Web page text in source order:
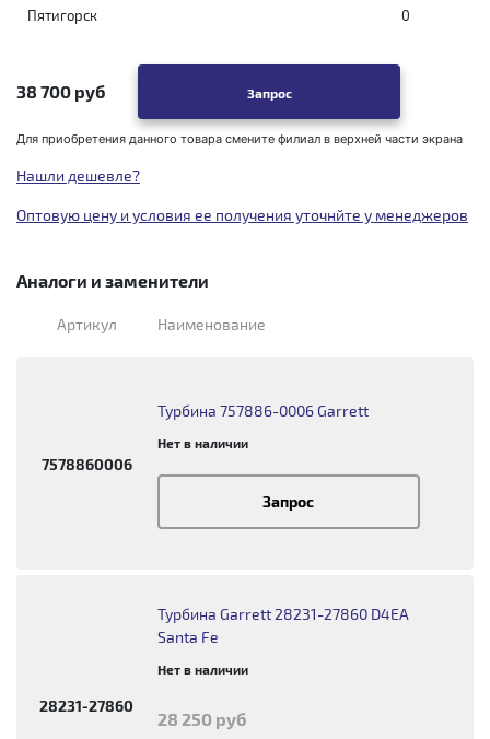
Пятигорск
0
38 700 руб Запрос
Для приобретения данного товара смените филиал в верхней части экрана
Нашли дешевле?
Оптовую цену и условия ее получения уточнйте у менеджеров
Аналоги и заменители
Артикул Наименование
7578860006
Турбина 757886-0006 Garrett
Нет в наличии
Запрос
28231-27860
Турбина Garrett 28231-27860 D4EA
Santa Fe
Нет в наличии
28 250 руб